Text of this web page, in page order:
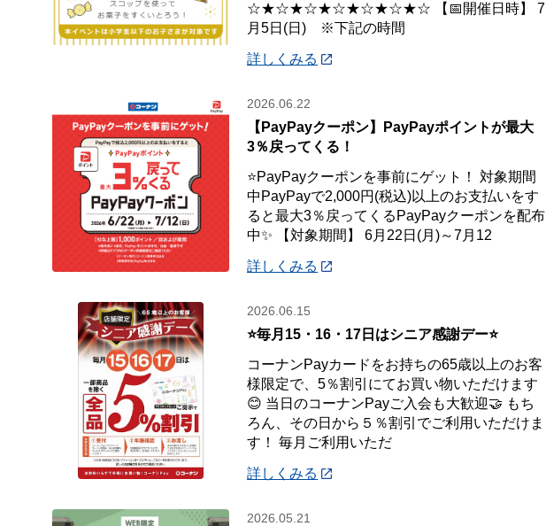
☆★☆★☆★☆★☆★☆★☆ 【📅開催日時】 7
月5日(日) ※下記の時間
詳しくみる
2026.06.22
【PayPayクーポン】PayPayポイントが最大
3％戻ってくる！
⭐PayPayクーポンを事前にゲット！ 対象期間
中PayPayで2,000円(税込)以上のお支払いをす
ると最大3％戻ってくるPayPayクーポンを配布
中✨ 【対象期間】 6月22日(月)～7月12
詳しくみる
2026.06.15
⭐毎月15・16・17日はシニア感謝デー⭐
コーナンPayカードをお持ちの65歳以上のお客
様限定で、5％割引にてお買い物いただけます
😊 当日のコーナンPayご入会も大歓迎🤝 もち
ろん、その日から５％割引でご利用いただけま
す！ 毎月ご利用いただ
詳しくみる
2026.05.21